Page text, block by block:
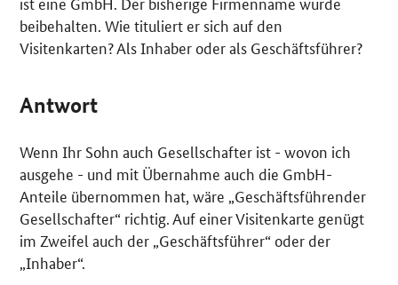
beibehalten. Wie tituliert er sich auf den
Visitenkarten? Als Inhaber oder als Geschäftsführer?
Antwort
Wenn Ihr Sohn auch Gesellschafter ist - wovon ich
ausgehe - und mit Übernahme auch die GmbH-
Anteile übernommen hat, wäre „Geschäftsführender
Gesellschafter“ richtig. Auf einer Visitenkarte genügt
im Zweifel auch der „Geschäftsführer“ oder der
„Inhaber“.